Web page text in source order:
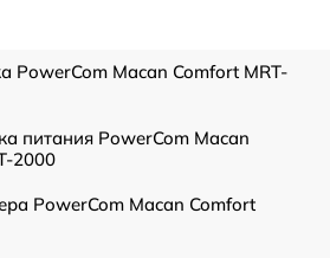
PowerCom Macan Comfort MRT-
питания PowerCom Macan
2000
PowerCom Macan Comfort